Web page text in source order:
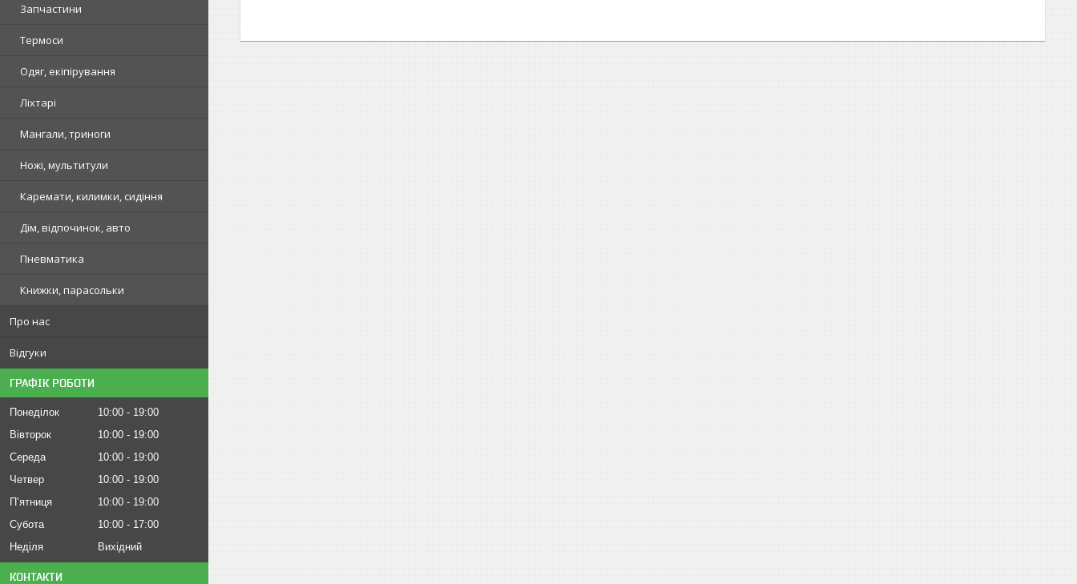
Запчастини
Термоси
Одяг, екіпірування
Ліхтарі
Мангали, триноги
Ножі, мультитули
Каремати, килимки, сидіння
Дім, відпочинок, авто
Пневматика
Книжки, парасольки
Про нас
Відгуки
ГРАФІК РОБОТИ
Понеділок 10:00
19:00
Вівторок
10:00
19:00
Середа
10:00
19:00
Четвер
10:00
19:00
Пʼятниця
10:00
19:00
Субота
10:00
17:00
Неділя
Вихідний
КОНТАКТИ